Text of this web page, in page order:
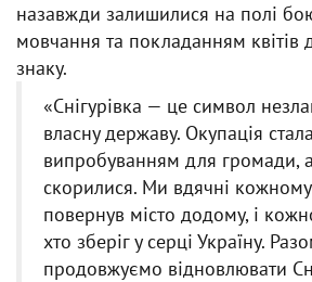
назавжди залишилися на полі
мовчання та покладанням квітів
знаку.
«Снігурівка — це символ
власну державу. Окупація
випробуванням для громади,
скорилися. Ми вдячні кожному
повернув місто додому, і
хто зберіг у серці Україну.
продовжуємо відновлювати